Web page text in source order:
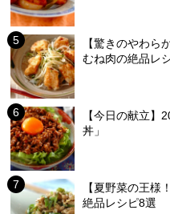
【驚きのやわら
むね肉の絶品レ
【今日の献立】
丼」
【夏野菜の王様
絶品レシピ8選